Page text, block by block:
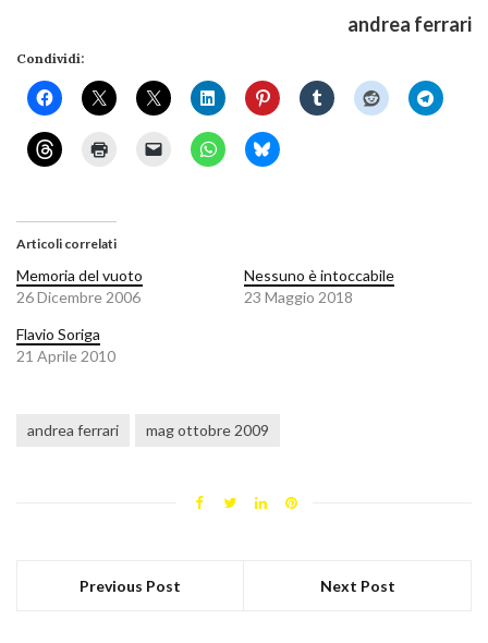
andrea ferrari
Condividi:
Articoli correlati
Memoria del vuoto
26 Dicembre 2006
Nessuno è intoccabile
23 Maggio 2018
Flavio Soriga
21 Aprile 2010
andrea ferrari mag ottobre 2009
Previous Post Next Post